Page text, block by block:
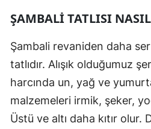
ŞAMBALİ TATLISI
Şambali revaniden daha
tatlıdır. Alışık olduğumuz
harcında un, yağ ve
malzemeleri irmik, şeker,
Üstü ve altı daha kıtır